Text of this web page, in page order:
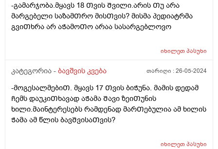
-გამარჯობა.მყავს 18 Თვის Შვილი.არის Თუ არა
მარგებელი საზამᲗრო მისᲗვის? მისმა პედიატრმა
გვიᲗხრა არ აᲭამოᲗო არაა სასარგებლოვო
იხილეთპასუხი
კატეგორია - ბავშვის კვება თარიღი :26-05-2024
-მოგესალმებიᲗ. მყავს 17 Თვის ბიᲭუნა. მამის დედამ
Ჩემს დაუკიᲗხავად აᲭამა Შავი ზეიᲗუნის
ხილი.მაინტერესებს რამდენად მარᲗებულია ამ ხილის
Ჭამა ამ წლის ბავᲨვისაᲗვის?
იხილეთპასუხი